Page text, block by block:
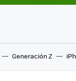
Generación Z